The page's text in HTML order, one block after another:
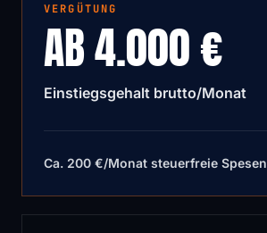
VERGÜTUNG
AB 4.000 €
Einstiegsgehalt brutto/Monat
Ca. 200 €/Monat steuerfreie Spesen